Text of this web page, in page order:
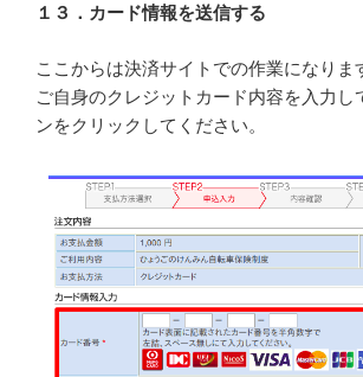
１３．カード情報を送信する
ここからは決済サイトでの作業になりま
ご自身のクレジットカード内容を入力し
ンをクリックしてください。